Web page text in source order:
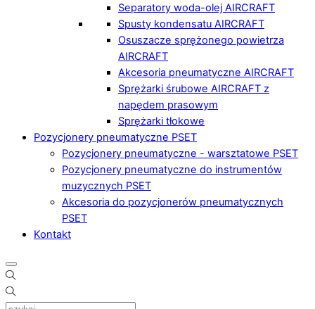
Separatory woda-olej AIRCRAFT
Spusty kondensatu AIRCRAFT
Osuszacze sprężonego powietrza
AIRCRAFT
Akcesoria pneumatyczne AIRCRAFT
Sprężarki śrubowe AIRCRAFT z
napędem prasowym
Sprężarki tłokowe
Pozycjonery pneumatyczne PSET
Pozycjonery pneumatyczne - warsztatowe PSET
Pozycjonery pneumatyczne do instrumentów
muzycznych PSET
Akcesoria do pozycjonerów pneumatycznych
PSET
Kontakt